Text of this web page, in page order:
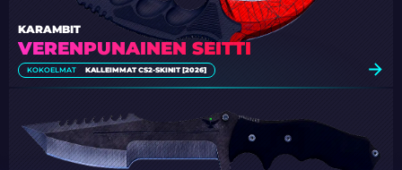
VERENPUNAINEN SEITTI
KARAMBIT
KOKOELMAT KALLEIMMAT CS2-SKINIT [2026]